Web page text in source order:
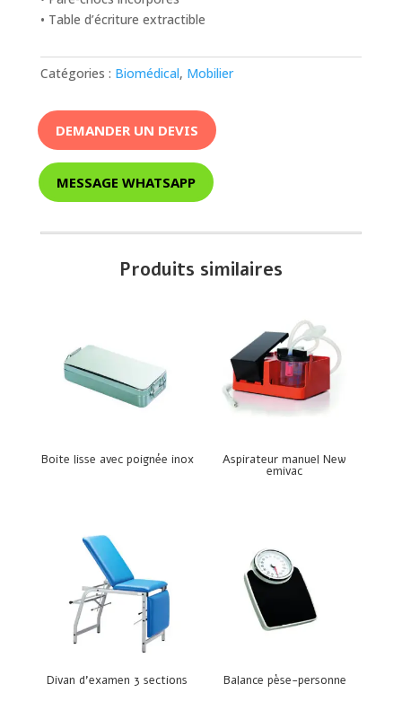
• Table d’écriture extractible
Catégories : Biomédical, Mobilier
DEMANDER UN DEVIS
MESSAGE WHATSAPP
Produits similaires
Boite lisse avec poignée inox Aspirateur manuel New
emivac
Divan d’examen 3 sections Balance pèse-personne